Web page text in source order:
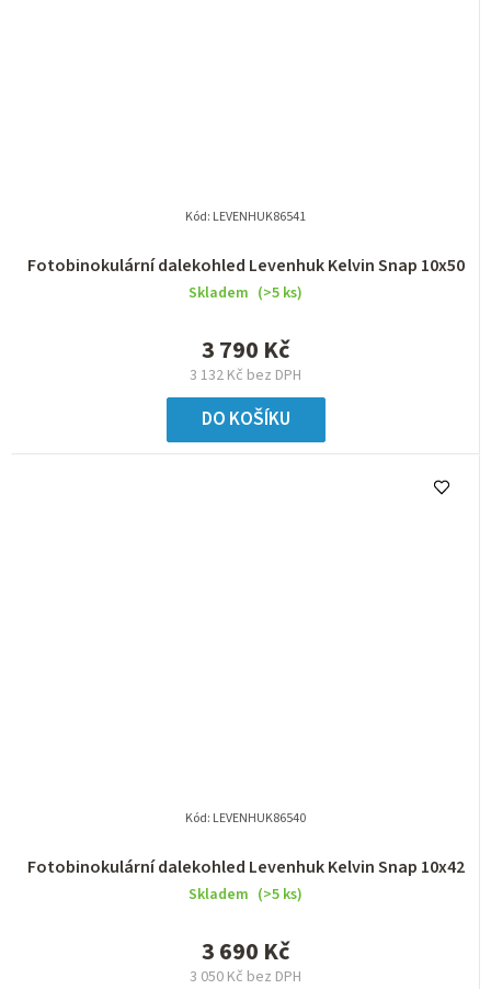
Fotobinokulární dalekohled Levenhuk Kelvin Snap 10x50
Skladem (>5 ks)
3 132 Kč bez DPH
3 790 Kč
DO KOŠÍKU
Kód: LEVENHUK86541
Fotobinokulární dalekohled Levenhuk Kelvin Snap 10x42
Skladem (>5 ks)
3 050 Kč bez DPH
3 690 Kč
Kód: LEVENHUK86540